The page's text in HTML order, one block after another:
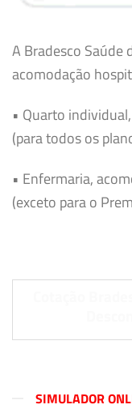
A Bradesco Saúde
acomodação
• Quarto
(para todos os
• Enfermaria,
(exceto para o
SIMULADOR